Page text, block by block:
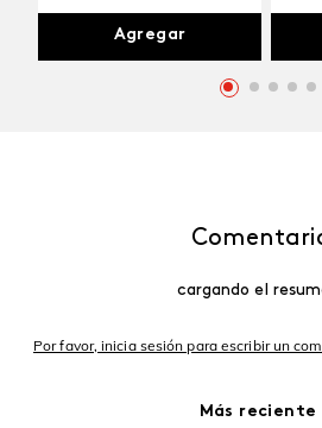
Agregar
cargando el
Por favor, inicia sesión para escribir un
Más reciente